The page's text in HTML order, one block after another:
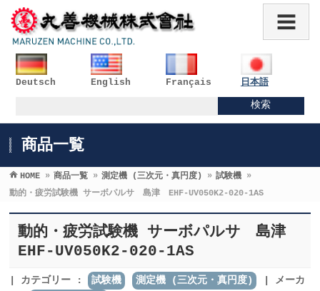
Deutsch English Français 日本語
商品一覧
HOME » 商品一覧 » 測定機 (三次元・真円度) » 試験機 »
動的・疲労試験機 サーボパルサ 島津 EHF-UV050K2-020-1AS
動的・疲労試験機 サーボパルサ 島津
EHF-UV050K2-020-1AS
カテゴリー : 試験機 測定機 (三次元・真円度)
メーカ